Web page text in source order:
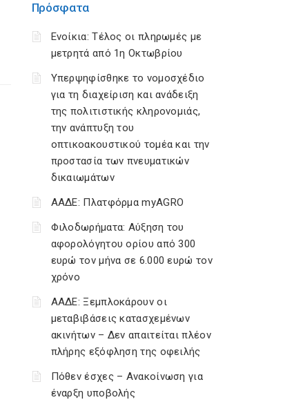
Πρόσφατα
Ενοίκια: Τέλος οι πληρωμές με
μετρητά από 1η Οκτωβρίου
Υπερψηφίσθηκε το νομοσχέδιο
για τη διαχείριση και ανάδειξη
της πολιτιστικής κληρονομιάς,
την ανάπτυξη του
οπτικοακουστικού τομέα και την
προστασία των πνευματικών
δικαιωμάτων
ΑΑΔΕ: Πλατφόρμα myAGRO
Φιλοδωρήματα: Αύξηση του
αφορολόγητου ορίου από 300
ευρώ τον μήνα σε 6.000 ευρώ τον
χρόνο
ΑΑΔΕ: Ξεμπλοκάρουν οι
μεταβιβάσεις κατασχεμένων
ακινήτων – Δεν απαιτείται πλέον
πλήρης εξόφληση της οφειλής
Πόθεν έσχες – Ανακοίνωση για
έναρξη υποβολής